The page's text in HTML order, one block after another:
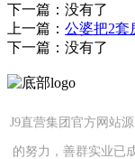
下一篇：没有了
上一篇： 公婆把2套
下一篇：没有了
J9直营集团官方网站
的努力，善群实业已